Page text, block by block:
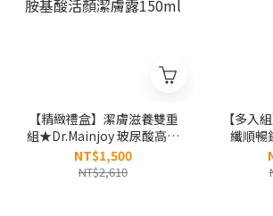
【精緻禮盒】潔膚滋養雙重
組★Dr.Mainjoy 玻尿酸高效
特潤化妝水150ml+時空逆齡
玫瑰修護精華50ml+酵母胺
NT$1,500
NT$2,610
【多入
纖順暢